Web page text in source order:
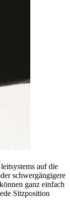
auf die
schwergängigere
ganz einfach
Sitzposition